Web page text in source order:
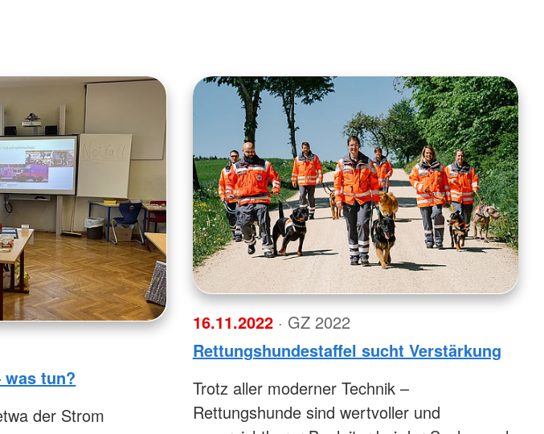
was tun?
der Strom
16.11.2022 · GZ 2022
Rettungshundestaffel sucht Verstärkung
Trotz aller moderner Technik –
Rettungshunde sind wertvoller und